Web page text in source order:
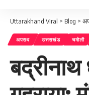
Uttarakhand Viral > Blog >
अपराध उत्तराखंड चमोली
बद्रीनाथ